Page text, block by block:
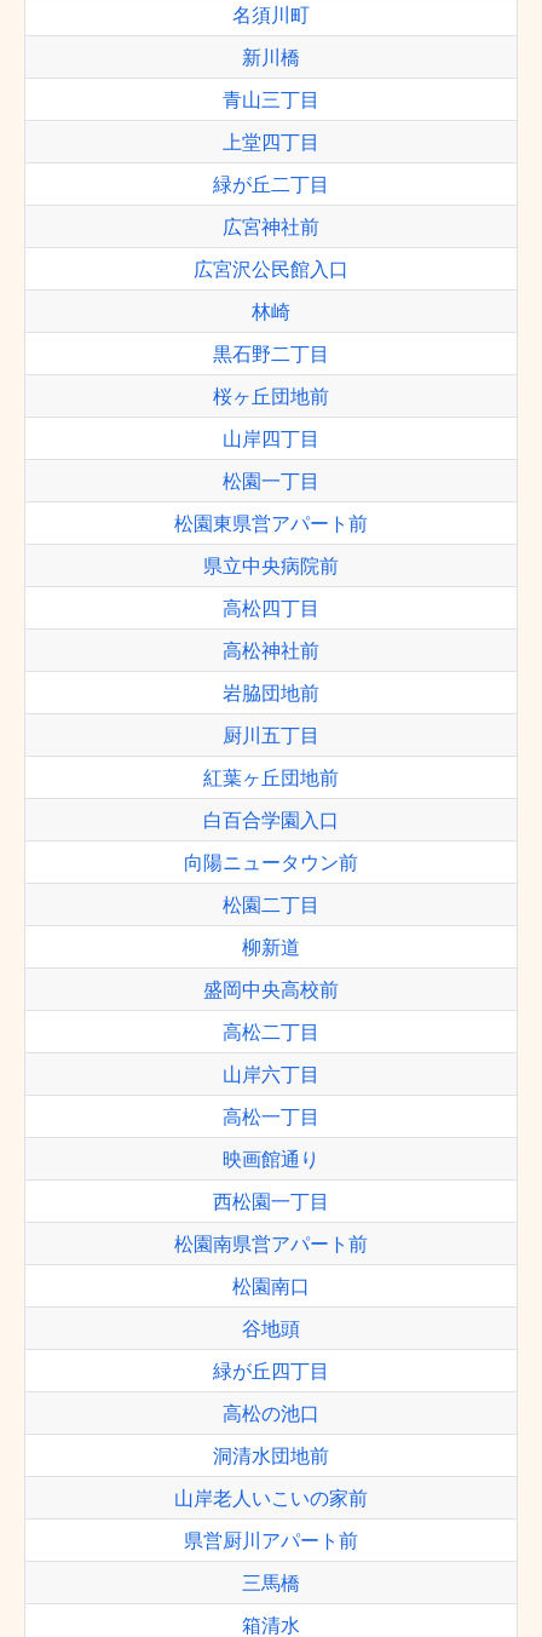
名須川町
新川橋
青山三丁目
上堂四丁目
緑が丘二丁目
広宮神社前
広宮沢公民館入口
林崎
黒石野二丁目
桜ヶ丘団地前
山岸四丁目
松園一丁目
松園東県営アパート前
県立中央病院前
高松四丁目
高松神社前
岩脇団地前
厨川五丁目
紅葉ヶ丘団地前
白百合学園入口
向陽ニュータウン前
松園二丁目
柳新道
盛岡中央高校前
高松二丁目
山岸六丁目
高松一丁目
映画館通り
西松園一丁目
松園南県営アパート前
松園南口
谷地頭
緑が丘四丁目
高松の池口
洞清水団地前
山岸老人いこいの家前
県営厨川アパート前
三馬橋
箱清水